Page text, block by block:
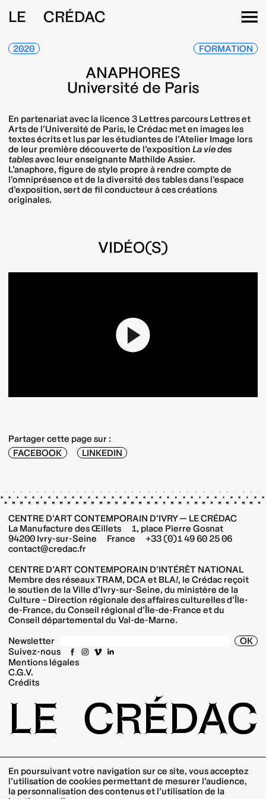
LE CRÉDAC
2020 FORMATION
ANAPHORES
Université de Paris
En partenariat avec la licence 3 Lettres parcours Lettres et
Arts de l’Université de Paris, le Crédac met en images les
textes écrits et lus par les étudiantes de l’Atelier Image lors
de leur première découverte de l’exposition La vie des
tablesavec leur enseignante Mathilde Assier.
L’anaphore, figure de style propre à rendre compte de
l’omniprésence et de la diversité des tables dans l’espace
d’exposition, sert de fil conducteur à ces créations
originales.
VIDÉO(S)
Play
Partager cette page sur :
FACEBOOK
LINKEDIN
CENTRE D’ART CONTEMPORAIN D’IVRY — LE CRÉDAC
La Manufacture des Œillets 1, place Pierre Gosnat
94200 Ivry-sur-Seine France +33 (0)1 49 60 25 06
contact@credac.fr
CENTRE D’ART CONTEMPORAIN D’INTÉRÊT NATIONAL
Membre des réseaux TRAM, DCA et BLA!, le Crédac reçoit
le soutien de la Ville d’Ivry-sur-Seine, du ministère de la
Culture – Direction régionale des affaires culturelles d’Île-
de-France, du Conseil régional d’Île-de-France et du
Conseil départemental du Val-de-Marne.
Newsletter
OK
Suivez-nous
Mentions légales
C.G.V.
Crédits
LE CRÉDAC
En poursuivant votre navigation sur ce site, vous acceptez
l’utilisation de cookies permettant de mesurer l’audience,
la personnalisation des contenus et l’utilisation de la